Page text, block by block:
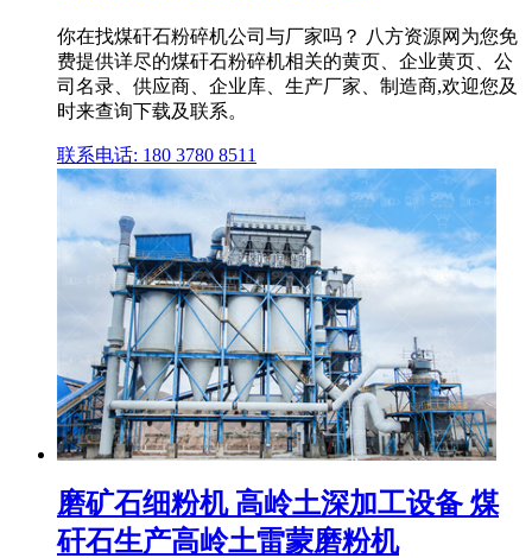
你在找煤矸石粉碎机公司与厂家吗？ 八方资源网为您免
费提供详尽的煤矸石粉碎机相关的黄页、企业黄页、公
司名录、供应商、企业库、生产厂家、制造商,欢迎您及
时来查询下载及联系。
联系电话: 180 3780 8511
磨矿石细粉机 高岭土深加工设备 煤
矸石生产高岭土雷蒙磨粉机